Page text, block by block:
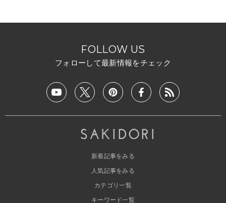
FOLLOW US
フォローして最新情報をチェック
新着記事をみる
人気記事をみる
カテゴリ一覧
キーワード一覧